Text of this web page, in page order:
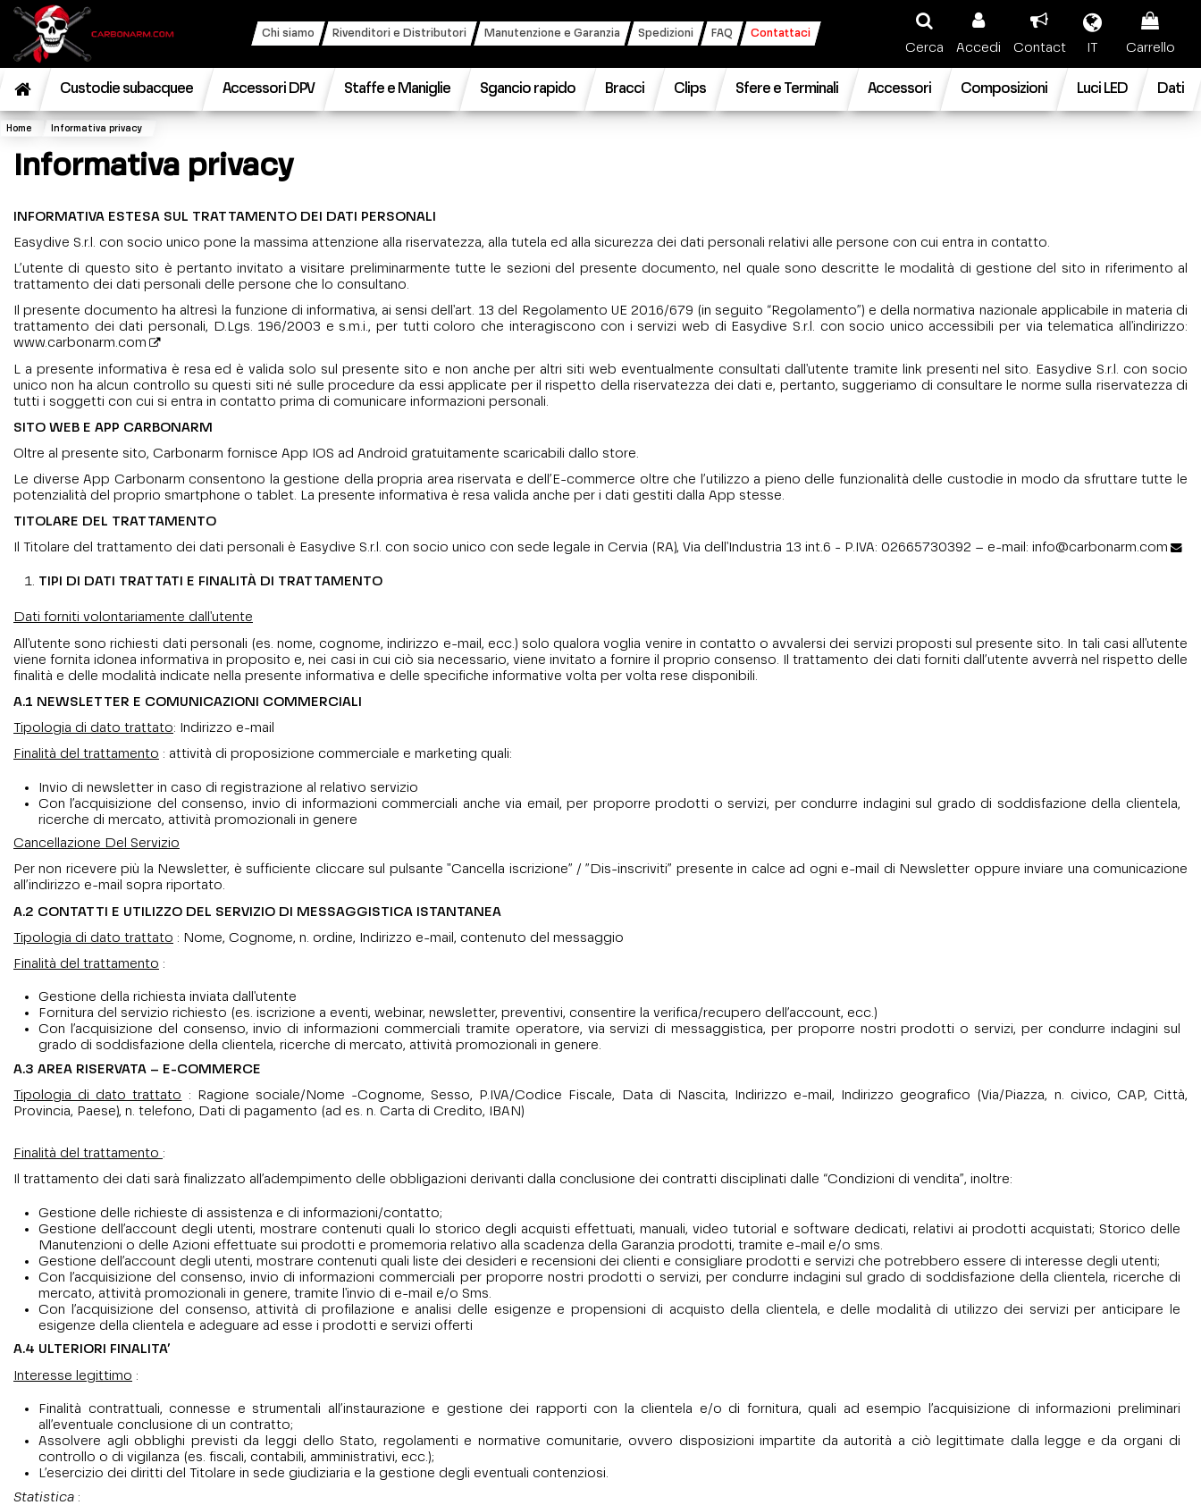
Chi siamo Rivenditori e Distributori Manutenzione e Garanzia Spedizioni FAQ Contattaci
Cerca Accedi Contact IT Carrello
Custodie subacquee Accessori DPV Staffe e Maniglie Sgancio rapido Bracci Clips Sfere e Terminali Accessori Composizioni Luci LED Dati
Home Informativa privacy
Informativa privacy
INFORMATIVA ESTESA SUL TRATTAMENTO DEI DATI PERSONALI
Easydive S.r.l. con socio unico pone la massima attenzione alla riservatezza, alla tutela ed alla sicurezza dei dati personali relativi alle persone con cui entra in contatto.
L’utente di questo sito è pertanto invitato a visitare preliminarmente tutte le sezioni del presente documento, nel quale sono descritte le modalità di gestione del sito in riferimento al
trattamento dei dati personali delle persone che lo consultano.
Il presente documento ha altresì la funzione di informativa, ai sensi dell'art. 13 del Regolamento UE 2016/679 (in seguito “Regolamento”) e della normativa nazionale applicabile in materia di
trattamento dei dati personali, D.Lgs. 196/2003 e s.m.i., per tutti coloro che interagiscono con i servizi web di Easydive S.r.l. con socio unico accessibili per via telematica all'indirizzo:
www.carbonarm.com
L a presente informativa è resa ed è valida solo sul presente sito e non anche per altri siti web eventualmente consultati dall'utente tramite link presenti nel sito. Easydive S.r.l. con socio
unico non ha alcun controllo su questi siti né sulle procedure da essi applicate per il rispetto della riservatezza dei dati e, pertanto, suggeriamo di consultare le norme sulla riservatezza di
tutti i soggetti con cui si entra in contatto prima di comunicare informazioni personali.
SITO WEB E APP CARBONARM
Oltre al presente sito, Carbonarm fornisce App IOS ad Android gratuitamente scaricabili dallo store.
Le diverse App Carbonarm consentono la gestione della propria area riservata e dell’E-commerce oltre che l’utilizzo a pieno delle funzionalità delle custodie in modo da sfruttare tutte le
potenzialità del proprio smartphone o tablet. La presente informativa è resa valida anche per i dati gestiti dalla App stesse.
TITOLARE DEL TRATTAMENTO
Il Titolare del trattamento dei dati personali è Easydive S.r.l. con socio unico con sede legale in Cervia (RA), Via dell'Industria 13 int.6 - P.IVA: 02665730392 – e-mail: info@carbonarm.com
TIPI DI DATI TRATTATI E FINALITÀ DI TRATTAMENTO
Dati forniti volontariamente dall'utente
All'utente sono richiesti dati personali (es. nome, cognome, indirizzo e-mail, ecc.) solo qualora voglia venire in contatto o avvalersi dei servizi proposti sul presente sito. In tali casi all'utente
viene fornita idonea informativa in proposito e, nei casi in cui ciò sia necessario, viene invitato a fornire il proprio consenso. Il trattamento dei dati forniti dall’utente avverrà nel rispetto delle
finalità e delle modalità indicate nella presente informativa e delle specifiche informative volta per volta rese disponibili.
A.1 NEWSLETTER E COMUNICAZIONI COMMERCIALI
Tipologia di dato trattato: Indirizzo e-mail
Finalità del trattamento : attività di proposizione commerciale e marketing quali:
Invio di newsletter in caso di registrazione al relativo servizio
Con l’acquisizione del consenso, invio di informazioni commerciali anche via email, per proporre prodotti o servizi, per condurre indagini sul grado di soddisfazione della clientela,
ricerche di mercato, attività promozionali in genere
Cancellazione Del Servizio
Per non ricevere più la Newsletter, è sufficiente cliccare sul pulsante "Cancella iscrizione” / ”Dis-inscriviti” presente in calce ad ogni e-mail di Newsletter oppure inviare una comunicazione
all’indirizzo e-mail sopra riportato.
A.2 CONTATTI E UTILIZZO DEL SERVIZIO DI MESSAGGISTICA ISTANTANEA
Tipologia di dato trattato : Nome, Cognome, n. ordine, Indirizzo e-mail, contenuto del messaggio
Finalità del trattamento :
Gestione della richiesta inviata dall'utente
Fornitura del servizio richiesto (es. iscrizione a eventi, webinar, newsletter, preventivi, consentire la verifica/recupero dell’account, ecc.)
Con l’acquisizione del consenso, invio di informazioni commerciali tramite operatore, via servizi di messaggistica, per proporre nostri prodotti o servizi, per condurre indagini sul
grado di soddisfazione della clientela, ricerche di mercato, attività promozionali in genere.
A.3 AREA RISERVATA – E-COMMERCE
Tipologia di dato trattato : Ragione sociale/Nome -Cognome, Sesso, P.IVA/Codice Fiscale, Data di Nascita, Indirizzo e-mail, Indirizzo geografico (Via/Piazza, n. civico, CAP, Città,
Provincia, Paese), n. telefono, Dati di pagamento (ad es. n. Carta di Credito, IBAN)
Finalità del trattamento :
Il trattamento dei dati sarà finalizzato all’adempimento delle obbligazioni derivanti dalla conclusione dei contratti disciplinati dalle “Condizioni di vendita”, inoltre:
Gestione delle richieste di assistenza e di informazioni/contatto;
Gestione dell’account degli utenti, mostrare contenuti quali lo storico degli acquisti effettuati, manuali, video tutorial e software dedicati, relativi ai prodotti acquistati; Storico delle
Manutenzioni o delle Azioni effettuate sui prodotti e promemoria relativo alla scadenza della Garanzia prodotti, tramite e-mail e/o sms.
Gestione dell’account degli utenti, mostrare contenuti quali liste dei desideri e recensioni dei clienti e consigliare prodotti e servizi che potrebbero essere di interesse degli utenti;
Con l’acquisizione del consenso, invio di informazioni commerciali per proporre nostri prodotti o servizi, per condurre indagini sul grado di soddisfazione della clientela, ricerche di
mercato, attività promozionali in genere, tramite l'invio di e-mail e/o Sms.
Con l’acquisizione del consenso, attività di profilazione e analisi delle esigenze e propensioni di acquisto della clientela, e delle modalità di utilizzo dei servizi per anticipare le
esigenze della clientela e adeguare ad esse i prodotti e servizi offerti
A.4 ULTERIORI FINALITA’
Interesse legittimo :
Finalità contrattuali, connesse e strumentali all’instaurazione e gestione dei rapporti con la clientela e/o di fornitura, quali ad esempio l’acquisizione di informazioni preliminari
all’eventuale conclusione di un contratto;
Assolvere agli obblighi previsti da leggi dello Stato, regolamenti e normative comunitarie, ovvero disposizioni impartite da autorità a ciò legittimate dalla legge e da organi di
controllo o di vigilanza (es. fiscali, contabili, amministrativi, ecc.);
L’esercizio dei diritti del Titolare in sede giudiziaria e la gestione degli eventuali contenziosi.
Statistica :